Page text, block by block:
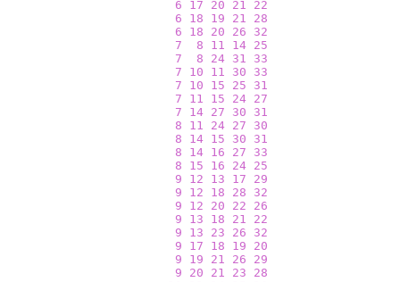
6
17 20 21
22
6
18 19 21
28
6
18 20 26
32
7
8 11 14 25
7
8 24 31
33
7
10 11 30
33
7
10 15 25
31
7
11 15 24 27
7
14 27 30
31
8
11 24 27
30
8
14 15 30
31
8
14 16 27
33
8
15 16 24 25
9
12 13 17
29
9
12 18 28
32
9
12 20 22
26
9
13 18 21
22
9
13 23 26
32
9
17 18 19
20
9
19 21 26
29
9
20 21 23
28